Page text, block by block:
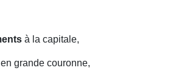
à la capitale,
en grande couronne,